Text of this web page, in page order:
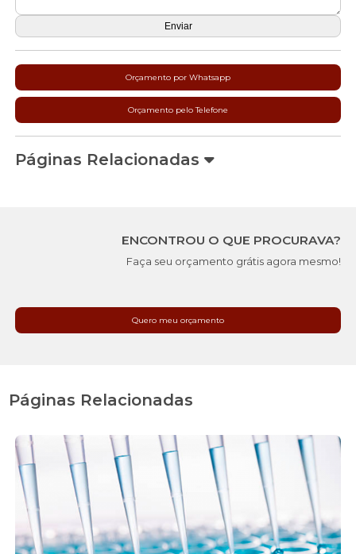
Orçamento por Whatsapp
Orçamento pelo Telefone
Páginas Relacionadas
ENCONTROU O QUE PROCURAVA?
Faça seu orçamento grátis agora mesmo!
Quero meu orçamento
Páginas Relacionadas